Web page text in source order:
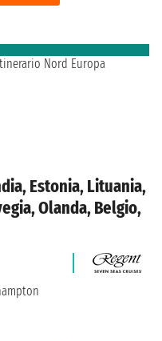
Estonia, Lituania,
Olanda, Belgio,